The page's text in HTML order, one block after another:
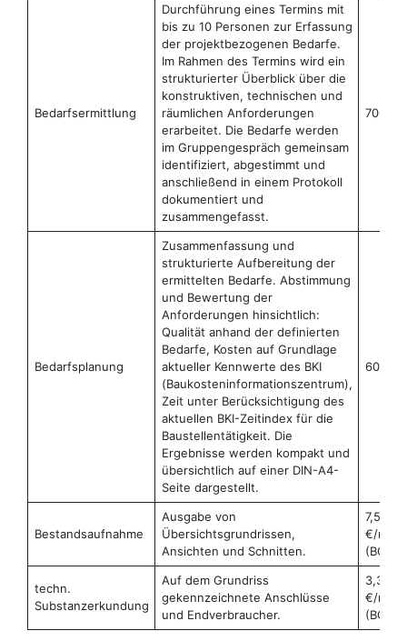
Bedarfsermittlung
Durchführung eines Termins mit
bis zu 10 Personen zur Erfassung
der projektbezogenen Bedarfe.
Im Rahmen des Termins wird ein
strukturierter Überblick über die
konstruktiven, technischen und
räumlichen Anforderungen
erarbeitet. Die Bedarfe werden
im Gruppengespräch gemeinsam
identifiziert, abgestimmt und
anschließend in einem Protokoll
dokumentiert und
zusammengefasst.
700 €
Bedarfsplanung
Zusammenfassung und
strukturierte Aufbereitung der
ermittelten Bedarfe. Abstimmung
und Bewertung der
Anforderungen hinsichtlich:
Qualität anhand der definierten
Bedarfe, Kosten auf Grundlage
aktueller Kennwerte des BKI
(Baukosteninformationszentrum),
Zeit unter Berücksichtigung des
aktuellen BKI-Zeitindex für die
Baustellentätigkeit. Die
Ergebnisse werden kompakt und
übersichtlich auf einer DIN-A4-
Seite dargestellt.
600 €
Bestandsaufnahme
Ausgabe von
Übersichtsgrundrissen,
Ansichten und Schnitten.
7,50
€/m²
(BGF)
techn.
Substanzerkundung
Auf dem Grundriss
gekennzeichnete Anschlüsse
und Endverbraucher.
3,30
€/m²
(BGF)